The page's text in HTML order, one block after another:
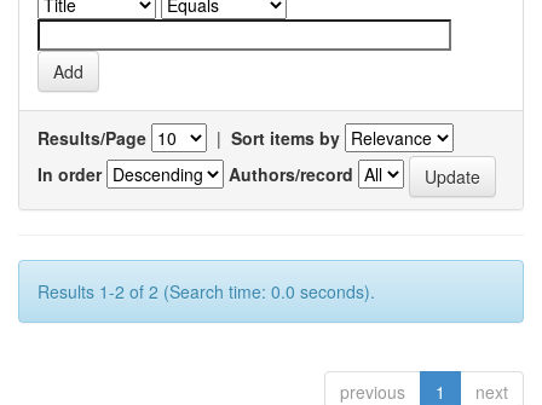
Results/Page | Sort items by
In order
Authors/record
Results 1-2 of 2 (Search time: 0.0 seconds).
previous 1 next